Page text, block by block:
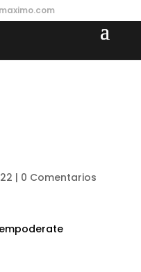
| 0 Comentarios